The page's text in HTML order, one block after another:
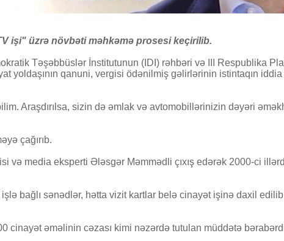
işi" üzrə növbəti məhkəmə prosesi keçirilib.
Təşəbbüslər İnstitutunun (IDI) rəhbəri və III Respublika
yoldaşının qanuni, vergisi ödənilmiş gəlirlərinin istintaqın
Araşdırılsa, sizin də əmlak və avtomobillərinizin dəyəri
çağırıb.
media eksperti Ələsgər Məmmədli çıxış edərək 2000-ci
bağlı sənədlər, hətta vizit kartlar belə cinayət işinə daxil
cinayət əməlinin cəzası kimi nəzərdə tutulan müddətə